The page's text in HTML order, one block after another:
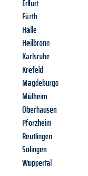
Erfurt
Fürth
Halle
Heilbronn
Karlsruhe
Krefeld
Magdeburgo
Mülheim
Oberhausen
Pforzheim
Reutlingen
Solingen
Wuppertal